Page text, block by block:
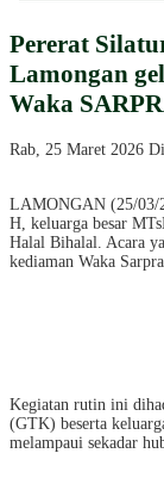
Pererat
Lamongan
Waka
Rab, 25 Maret 2026
LAMONGAN (25/03/
H, keluarga besar
Halal Bihalal. Acara
kediaman Waka
Kegiatan rutin ini
(GTK) beserta
melampaui sekadar